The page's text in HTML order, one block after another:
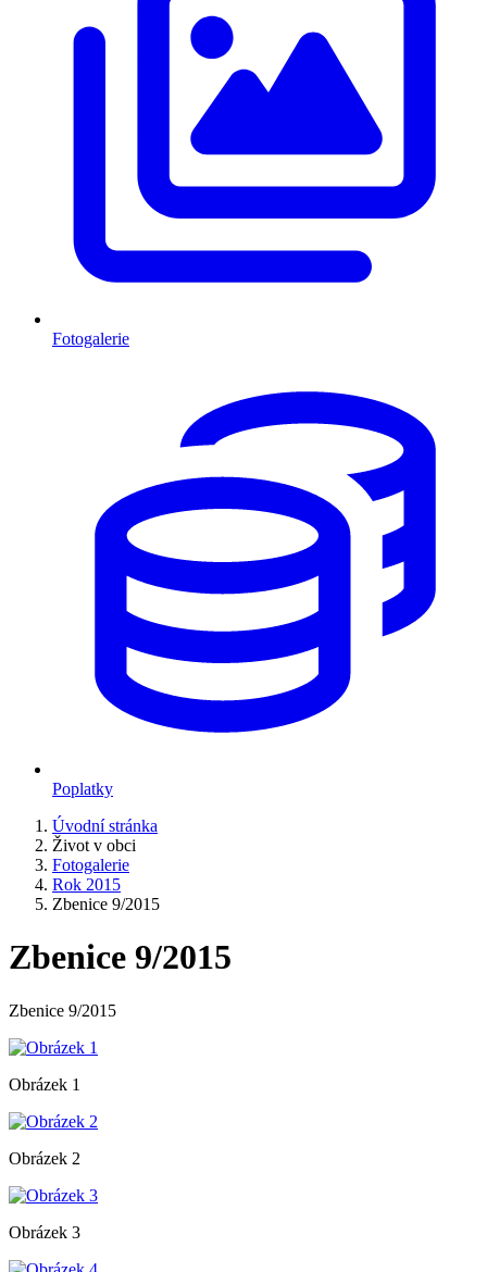
Fotogalerie
Poplatky
Úvodní stránka
Život v obci
Fotogalerie
Rok 2015
Zbenice 9/2015
Zbenice 9/2015
Zbenice 9/2015
Obrázek 1
Obrázek 2
Obrázek 3